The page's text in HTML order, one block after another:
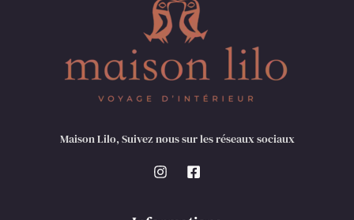
Maison Lilo, Suivez nous sur les réseaux sociaux